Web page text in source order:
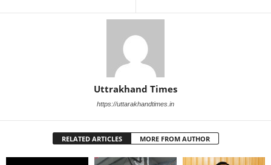
Uttrakhand Times
https://uttarakhandtimes.in
RELATED ARTICLES MORE FROM AUTHOR